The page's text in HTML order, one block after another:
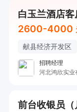
白玉兰酒店
2600-4000
献县经济开发区
招聘经理
河北鸿欣实业
前台收银员（